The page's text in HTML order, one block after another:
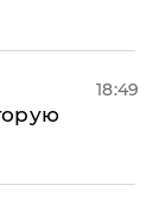
18:49